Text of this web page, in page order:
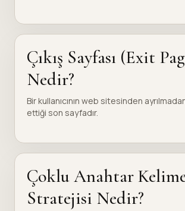
Çıkış Sayfası (Exit
Nedir?
Bir kullanıcının web sitesinden
ettiği son sayfadır.
Çoklu Anahtar
Stratejisi Nedir?